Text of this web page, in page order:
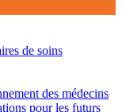
de soins
des médecins
pour les futurs